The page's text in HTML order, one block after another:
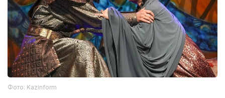
Фото: Kazinform